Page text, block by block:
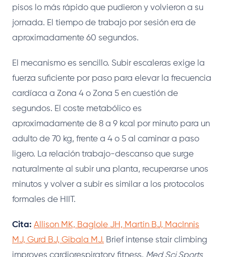
pisos lo más rápido que pudieron y volvieron a su
jornada. El tiempo de trabajo por sesión era de
aproximadamente 60 segundos.
El mecanismo es sencillo. Subir escaleras exige la
fuerza suficiente por paso para elevar la frecuencia
cardíaca a Zona 4 o Zona 5 en cuestión de
segundos. El coste metabólico es
aproximadamente de 8 a 9 kcal por minuto para un
adulto de 70 kg, frente a 4 o 5 al caminar a paso
ligero. La relación trabajo-descanso que surge
naturalmente al subir una planta, recuperarse unos
minutos y volver a subir es similar a los protocolos
formales de HIIT.
Cita: Allison MK, Baglole JH, Martin BJ, MacInnis
MJ, Gurd BJ, Gibala MJ. Brief intense stair climbing
improves cardiorespiratory fitness. Med Sci Sports